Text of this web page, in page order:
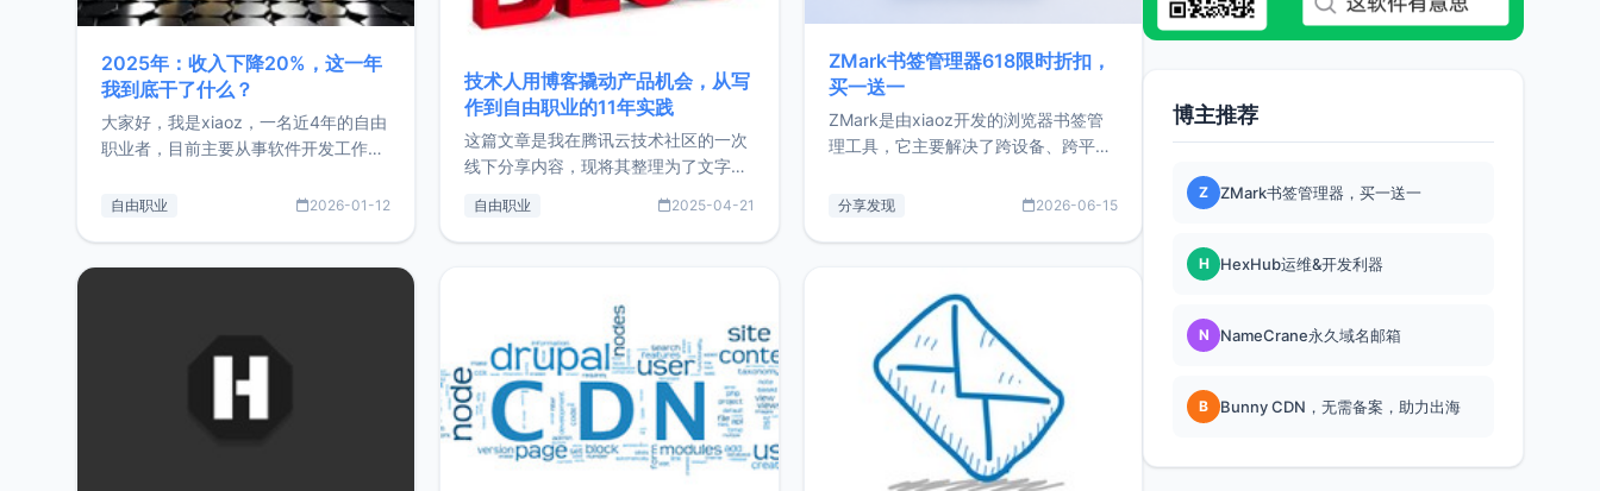
2025年：收入下降20%，这一年
我到底干了什么？
大家好，我是xiaoz，一名近4年的自由
职业者，目前主要从事软件开发工作。
的总结，内容主要包括：工作、学习、
自由职业 2026-01-12
技术人用博客撬动产品机会，从写
作到自由职业的11年实践
这篇文章是我在腾讯云技术社区的一次
线下分享内容，现将其整理为了文字
版，分享了写博客11年来的经历，以及
通过博客过渡到做产品和走向自由职业
的一个小故事。文中还首次公开了我的
前从事服务器运维相关工作，现在已经
转自由职业3年，目前
自由职业 2025-04-21
ZMark书签管理器618限时折扣，
买一送一
ZMark是由xiaoz开发的浏览器书签管
理工具，它主要解决了跨设备、跨平
做到一处部署、随处访问。同时，它还
量级： 使用Bun + Hono.js
分享发现 2026-06-15
博主推荐
Z ZMark书签管理器，买一送一
H HexHub运维&开发利器
N NameCrane永久域名邮箱
B Bunny CDN，无需备案，助力出海